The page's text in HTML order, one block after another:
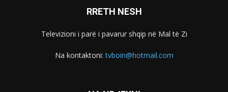
RRETH NESH
Televizioni i parë i pavarur shqip në Mal të Zi
Na kontaktoni:tvboin@hotmail.com